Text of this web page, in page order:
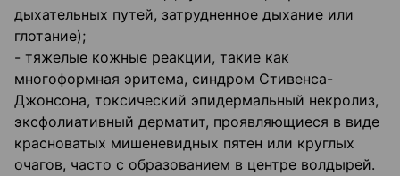
дыхательных путей, затрудненное дыхание или
глотание);
- тяжелые кожные реакции, такие как
многоформная эритема, синдром Стивенса-
Джонсона, токсический эпидермальный некролиз,
эксфолиативный дерматит, проявляющиеся в виде
красноватых мишеневидных пятен или круглых
очагов, часто с образованием в центре волдырей.